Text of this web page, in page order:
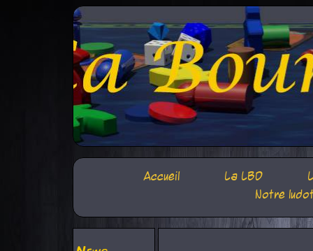
Accueil La LBD
Notre